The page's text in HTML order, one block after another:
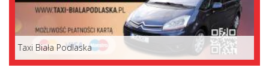
Taxi Biała Podlaska